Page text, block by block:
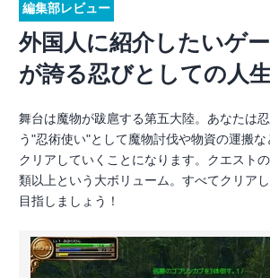
編集部レビュー
外国人に紹介したいゲ
が誇る忍びとしての人生
舞台は魔物が跋扈する第五大陸。あなたは
う"忍術使い"として魔物討伐や物資の運搬
クリアしていくことになります。クエスト
類以上という大ボリューム。すべてクリア
目指しましょう！